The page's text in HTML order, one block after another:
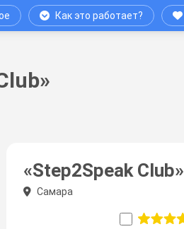
Как это работает?
«Step2Speak Club»
Самара